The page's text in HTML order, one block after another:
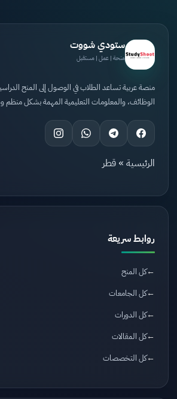
ستودي شووت
منحة | عمل | مستقبل
منصة عربية تساعد الطلاب في الوصول إلى المنح
الوظائف، والمعلومات التعليمية المهمة بشكل
الرئيسية » قطر
روابط سريعة
كل المنح
كل الجامعات
كل الدورات
كل المقالات
كل التخصصات